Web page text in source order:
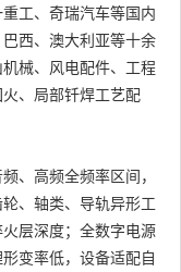
工、奇瑞汽车等国内
西、澳大利亚等十余
械、风电配件、工程
、局部钎焊工艺配
、高频全频率区间，
、轴类、导轨异形工
层深度；全数字电源
变率低，设备适配自